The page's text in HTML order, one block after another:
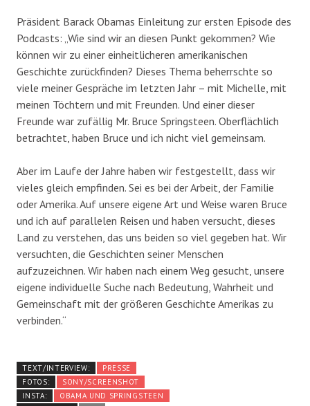
Präsident Barack Obamas Einleitung zur ersten Episode des
Podcasts: „Wie sind wir an diesen Punkt gekommen? Wie
können wir zu einer einheitlicheren amerikanischen
Geschichte zurückfinden? Dieses Thema beherrschte so
viele meiner Gespräche im letzten Jahr – mit Michelle, mit
meinen Töchtern und mit Freunden. Und einer dieser
Freunde war zufällig Mr. Bruce Springsteen. Oberflächlich
betrachtet, haben Bruce und ich nicht viel gemeinsam.
Aber im Laufe der Jahre haben wir festgestellt, dass wir
vieles gleich empfinden. Sei es bei der Arbeit, der Familie
oder Amerika. Auf unsere eigene Art und Weise waren Bruce
und ich auf parallelen Reisen und haben versucht, dieses
Land zu verstehen, das uns beiden so viel gegeben hat. Wir
versuchten, die Geschichten seiner Menschen
aufzuzeichnen. Wir haben nach einem Weg gesucht, unsere
eigene individuelle Suche nach Bedeutung, Wahrheit und
Gemeinschaft mit der größeren Geschichte Amerikas zu
verbinden.“
TEXT/INTERVIEW:
PRESSE
FOTOS:
SONY/SCREENSHOT
INSTA:
OBAMA UND SPRINGSTEEN